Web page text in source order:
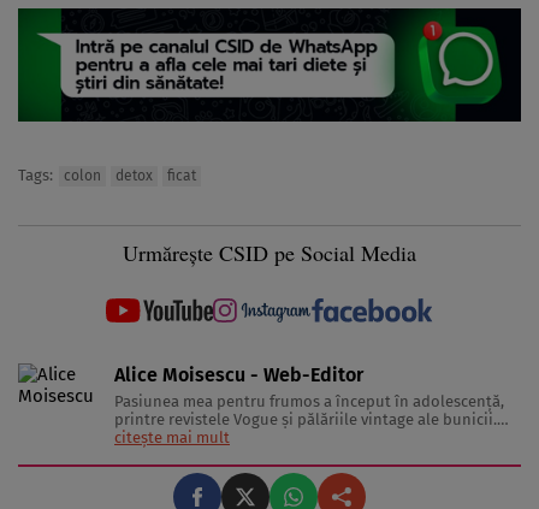
Tags: colon detox ficat
Urmărește CSID pe Social Media
Alice Moisescu - Web-Editor
Pasiunea mea pentru frumos a început în adolescență,
printre revistele Vogue și pălăriile vintage ale bunicii.
Astăzi, am transformat acea fascinație într-o misiune:
citește mai mult